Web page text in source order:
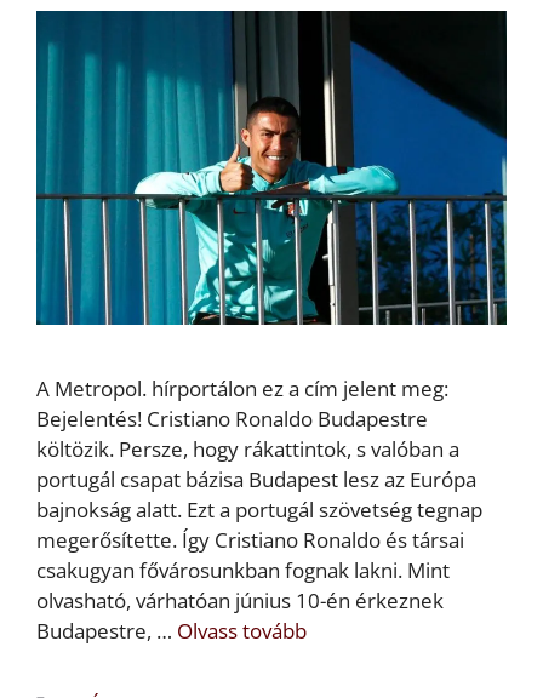
A Metropol. hírportálon ez a cím jelent meg:
Bejelentés! Cristiano Ronaldo Budapestre
költözik. Persze, hogy rákattintok, s valóban a
portugál csapat bázisa Budapest lesz az Európa
bajnokság alatt. Ezt a portugál szövetség tegnap
megerősítette. Így Cristiano Ronaldo és társai
csakugyan fővárosunkban fognak lakni. Mint
olvasható, várhatóan június 10-én érkeznek
Budapestre, … Olvass tovább